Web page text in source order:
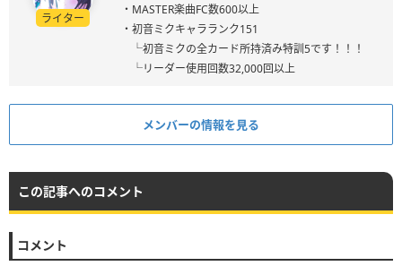
ライター
・MASTER楽曲FC数600以上
・初音ミクキャラランク151
└初音ミクの全カード所持済み特訓5です！！！
└リーダー使用回数32,000回以上
メンバーの情報を見る
この記事へのコメント
コメント